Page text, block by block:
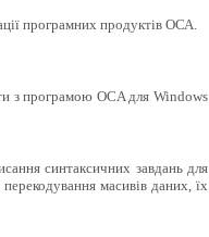
програмних продуктів ОСА.
з програмою OCA для Windows
синтаксичних завдань для
масивів даних, їх